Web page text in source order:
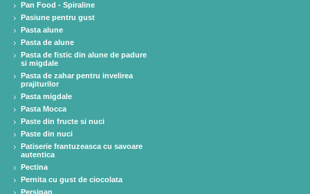
Pan Food - Spiraline
Pasiune pentru gust
Pasta alune
Pasta de alune
Pasta de fistic din alune de padure
si migdale
Pasta de zahar pentru invelirea
prajiturilor
Pasta migdale
Pasta Mocca
Paste din fructe si nuci
Paste din nuci
Patiserie frantuzeasca cu savoare
autentica
Pectina
Pernita cu gust de ciocolata
Persipan